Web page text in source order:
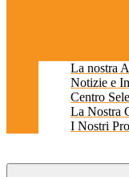
La nostra
Notizie e
Centro
La Nostra
I Nostri